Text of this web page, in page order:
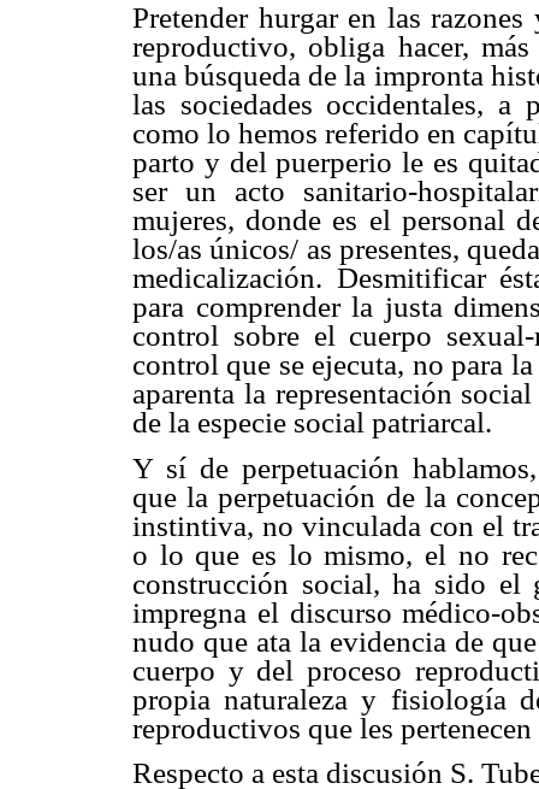
Pretender hurgar en las
reproductivo, obliga hacer,
una búsqueda de la impronta
las sociedades occidentales, a
como lo hemos referido en
parto y del puerperio le es
ser un acto sanitario-
mujeres, donde es el personal
los/as únicos/ as presentes,
medicalización. Desmitificar
para comprender la justa
control sobre el cuerpo
control que se ejecuta, no para
aparenta la representación
de la especie social patriarcal.
Y sí de perpetuación
que la perpetuación de la
instintiva, no vinculada con el
o lo que es lo mismo, el no
construcción social, ha sido el
impregna el discurso médico-
nudo que ata la evidencia de
cuerpo y del proceso
propia naturaleza y fisiología
reproductivos que les
Respecto a esta discusión S.